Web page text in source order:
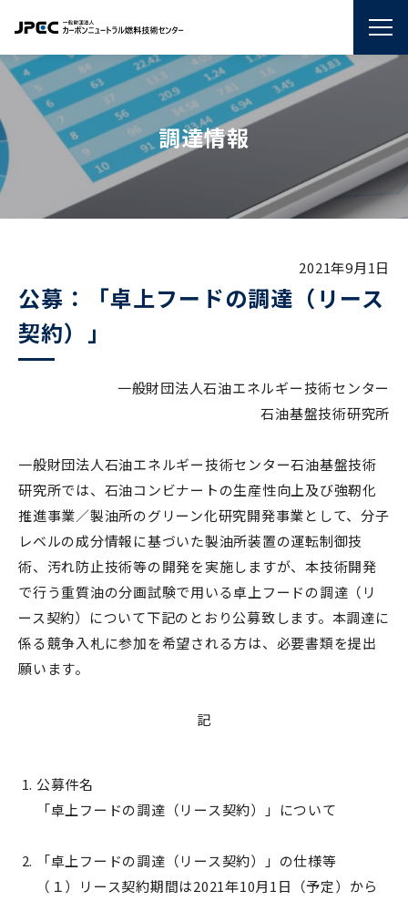
調達情報
2021年9月1日
公募：「卓上フードの調達（リース
契約）」
一般財団法人石油エネルギー技術センター
石油基盤技術研究所
一般財団法人石油エネルギー技術センター石油基盤技術
研究所では、石油コンビナートの生産性向上及び強靭化
推進事業／製油所のグリーン化研究開発事業として、分子
レベルの成分情報に基づいた製油所装置の運転制御技
術、汚れ防止技術等の開発を実施しますが、本技術開発
で行う重質油の分画試験で用いる卓上フードの調達（リ
ース契約）について下記のとおり公募致します。本調達に
係る競争入札に参加を希望される方は、必要書類を提出
願います。
記
公募件名
「卓上フードの調達（リース契約）」について
「卓上フードの調達（リース契約）」の仕様等
（１）リース契約期間は2021年10月1日（予定）から